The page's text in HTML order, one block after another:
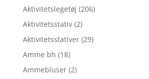
Aktivitetslegetøj (206)
Aktivitetsstativ (2)
Aktivitetsstativer (29)
Amme bh (18)
Ammebluser (2)